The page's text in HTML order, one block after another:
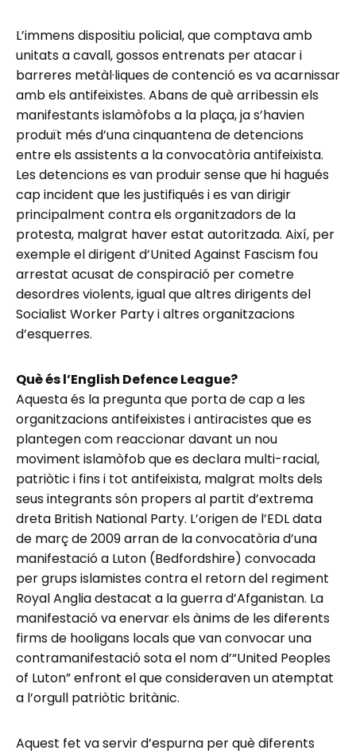
L’immens dispositiu policial, que comptava amb
unitats a cavall, gossos entrenats per atacar i
barreres metàl·liques de contenció es va acarnissar
amb els antifeixistes. Abans de què arribessin els
manifestants islamòfobs a la plaça, ja s’havien
produït més d’una cinquantena de detencions
entre els assistents a la convocatòria antifeixista.
Les detencions es van produir sense que hi hagués
cap incident que les justifiqués i es van dirigir
principalment contra els organitzadors de la
protesta, malgrat haver estat autoritzada. Així, per
exemple el dirigent d’United Against Fascism fou
arrestat acusat de conspiració per cometre
desordres violents, igual que altres dirigents del
Socialist Worker Party i altres organitzacions
d’esquerres.
Què és l’English Defence League?
Aquesta és la pregunta que porta de cap a les
organitzacions antifeixistes i antiracistes que es
plantegen com reaccionar davant un nou
moviment islamòfob que es declara multi-racial,
patriòtic i fins i tot antifeixista, malgrat molts dels
seus integrants són propers al partit d’extrema
dreta British National Party. L’origen de l’EDL data
de març de 2009 arran de la convocatòria d’una
manifestació a Luton (Bedfordshire) convocada
per grups islamistes contra el retorn del regiment
Royal Anglia destacat a la guerra d’Afganistan. La
manifestació va enervar els ànims de les diferents
firms de hooligans locals que van convocar una
contramanifestació sota el nom d’“United Peoples
of Luton” enfront el que consideraven un atemptat
a l’orgull patriòtic britànic.
Aquest fet va servir d’espurna per què diferents